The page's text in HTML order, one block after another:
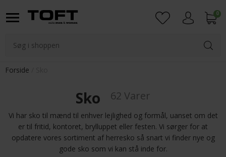
0
Forside
Sko 62 Varer
Vi har sko til mænd til enhver lejlighed og formål, uanset om det
er til fritid, kontoret, brylluppet eller festen. Vi sørger for at
opdatere vores sortiment af herresko så snart vi finder nye og
gode sko som vi kan stå inde for.